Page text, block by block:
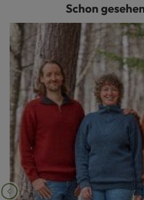
Produktgalerie überspringen
Schon